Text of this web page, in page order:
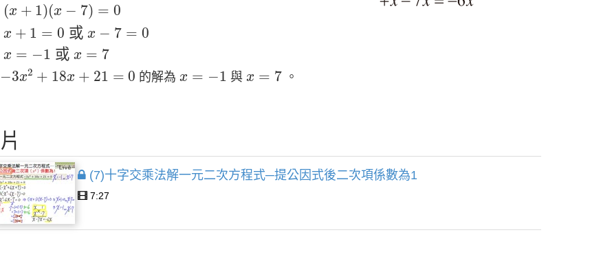
(x + 1)(x − 7) = 0
x + 1 = 0 或 x − 7 = 0
x = −1 或 x = 7
−3x2 + 18x + 21 = 0
3x 2+ 18 x+ 21 =0
的解為x = −1
x =− 與x = 7
x =7 。
(7)十字交乘法解一元二次方程式─提公因式後二次項係數為1
7:27